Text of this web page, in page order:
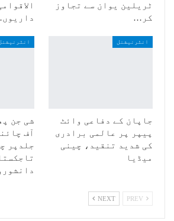
ٹریلین یوان سے تجاوز
کر…
انٹرنیشنل
جاپان کے دفاعی وائٹ
پیپر پر عالمی برادری
کی شدید تنقید، چینی
میڈیا
انٹرنیشنل
شی جن
آف
جلدپر
NEXT